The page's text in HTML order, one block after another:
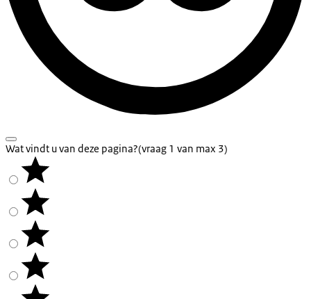
Wat vindt u van deze pagina?(vraag 1 van max 3)